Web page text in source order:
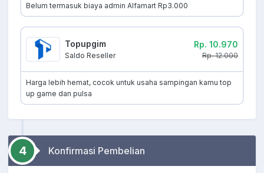
Belum termasuk biaya admin Alfamart Rp3.000
Topupgim
Saldo Reseller
Rp. 10.970
Rp. 12.000
Harga lebih hemat, cocok untuk usaha sampingan kamu top
up game dan pulsa
4 Konfirmasi Pembelian